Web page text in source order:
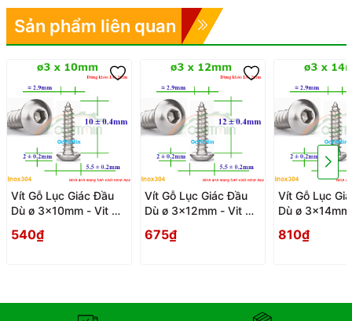
Sản phẩm liên quan
Vít Gỗ Lục Giác Đầu
Dù ø 3x10mm - Vit Go
540₫
Vít Gỗ Lục Giác Đầu
Dù ø 3x12mm - Vit Go
675₫
Vít Gỗ Lục
Dù ø
810₫